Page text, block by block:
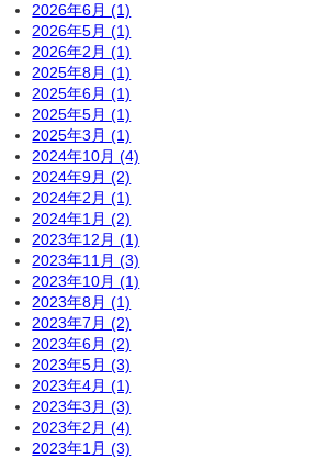
2026年6月 (1)
2026年5月 (1)
2026年2月 (1)
2025年8月 (1)
2025年6月 (1)
2025年5月 (1)
2025年3月 (1)
2024年10月 (4)
2024年9月 (2)
2024年2月 (1)
2024年1月 (2)
2023年12月 (1)
2023年11月 (3)
2023年10月 (1)
2023年8月 (1)
2023年7月 (2)
2023年6月 (2)
2023年5月 (3)
2023年4月 (1)
2023年3月 (3)
2023年2月 (4)
2023年1月 (3)